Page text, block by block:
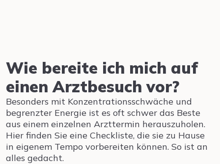
Wie bereite ich mich auf
einen Arztbesuch vor?
Besonders mit Konzentrationsschwäche und
begrenzter Energie ist es oft schwer das Beste
aus einem einzelnen Arzttermin herauszuholen.
Hier finden Sie eine Checkliste, die sie zu Hause
in eigenem Tempo vorbereiten können. So ist an
alles gedacht.